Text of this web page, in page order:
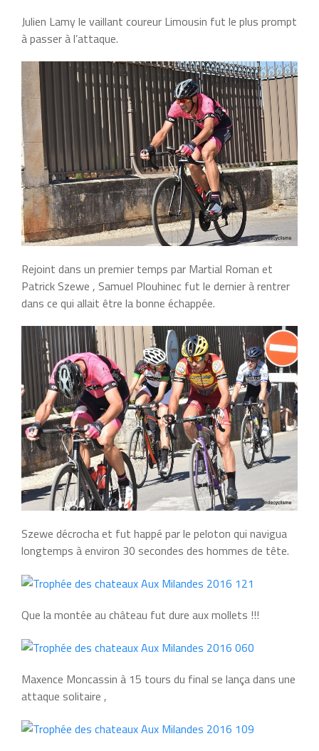
Julien Lamy le vaillant coureur Limousin fut le plus prompt
à passer à l’attaque.
Rejoint dans un premier temps par Martial Roman et
Patrick Szewe , Samuel Plouhinec fut le dernier à rentrer
dans ce qui allait être la bonne échappée.
Szewe décrocha et fut happé par le peloton qui navigua
longtemps à environ 30 secondes des hommes de tête.
Que la montée au château fut dure aux mollets !!!
Maxence Moncassin à 15 tours du final se lança dans une
attaque solitaire ,